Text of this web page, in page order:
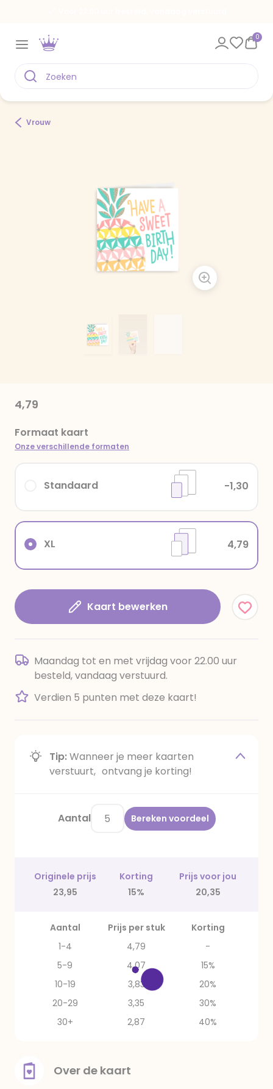
0
Vrouw
4,79
Formaat kaart
Onze verschillende formaten
XL 4,79
Standaard -1,30
Kaart bewerken
Maandag tot en met vrijdag voor 22.00 uur
besteld, vandaag verstuurd.
Verdien 5 punten met deze kaart!
Tip:Wanneer je meer kaarten
verstuurt, ontvang je korting!
Aantal Bereken voordeel
Originele prijs Korting
Prijs voor jou
23,95
15% 20,35
Aantal Prijs per stuk
Korting
1-4
4,79
-
5-9
4,07
15%
10-19
3,83
20%
20-29
3,35
30%
30+
2,87 40%
Over de kaart